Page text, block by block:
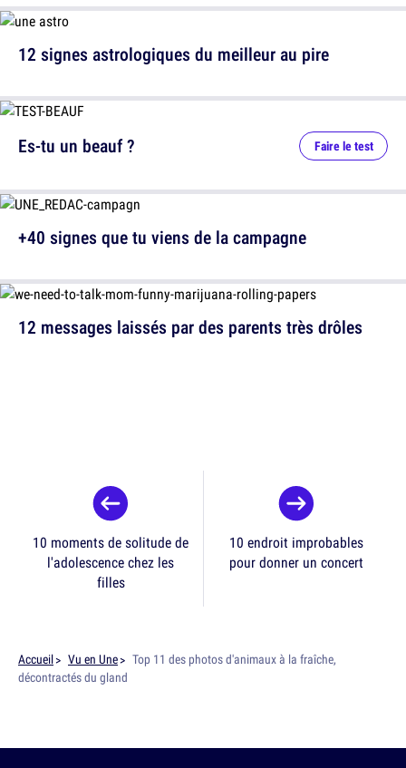
12 signes astrologiques du meilleur au pire
12 messages laissés par des parents très drôles
Es-tu un beauf ? Faire le test
+40 signes que tu viens de la campagne
10 moments de solitude de
l'adolescence chez les
filles
10 endroit improbables
pour donner un concert
Accueil Vu en Une
Top 11 des photos d'animaux à la fraîche,
décontractés du gland